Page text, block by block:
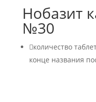
Нобазит
№30
количество
конце названия